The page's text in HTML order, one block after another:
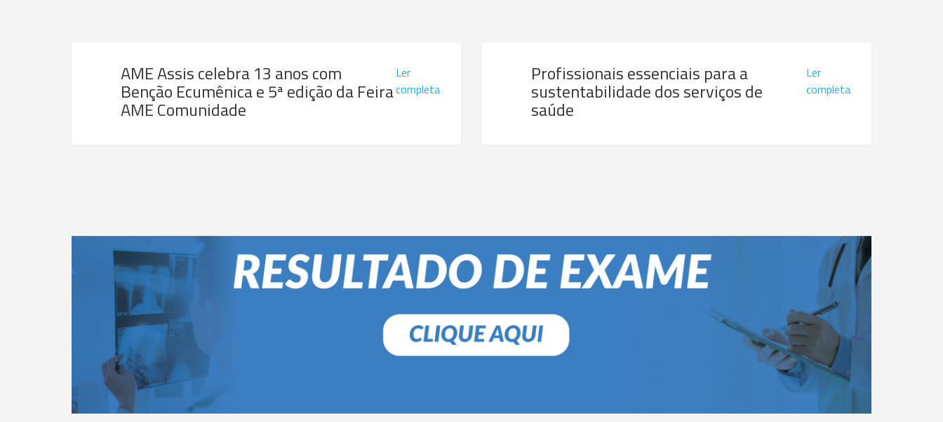
AME Assis celebra 13 anos com
Benção Ecumênica e 5ª edição da Feira
AME Comunidade
Ler
completa
Profissionais essenciais para a
sustentabilidade dos serviços de
saúde
Ler
completa